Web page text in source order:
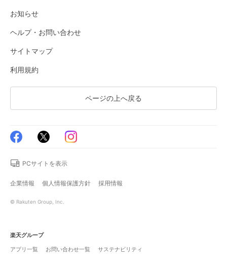
お知らせ
ヘルプ・お問い合わせ
サイトマップ
利用規約
ページの上へ戻る
PCサイトを表示
企業情報 個人情報保護方針 採用情報
© Rakuten Group, Inc.
楽天グループ
アプリ一覧
お問い合わせ一覧 サステナビリティ